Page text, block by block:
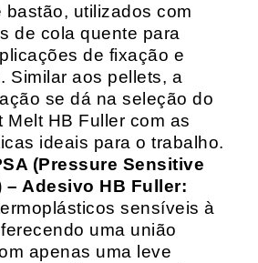
bastão, utilizados com
de cola quente para
de fixação e
Similar aos pellets, a
se dá na seleção do
Melt HB Fuller com as
ideais para o trabalho.
(Pressure Sensitive
– Adesivo HB Fuller:
sensíveis à
uma união
apenas uma leve